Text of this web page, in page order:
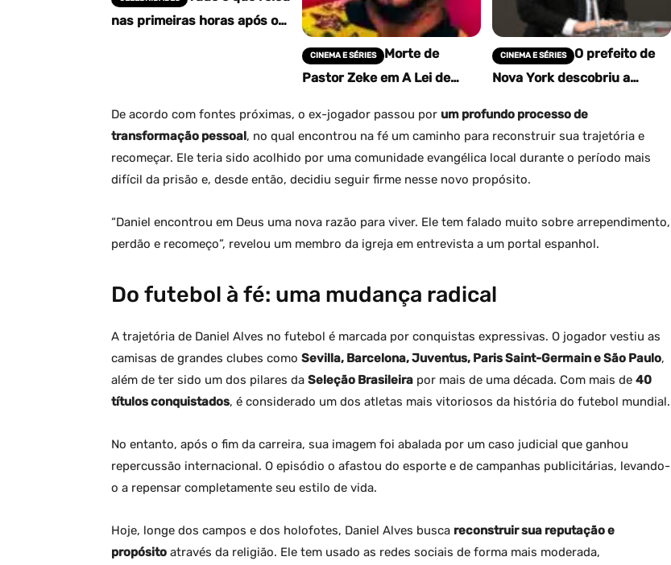
nas primeiras horas após o
CINEMA E SÉRIES
Morte de
Pastor Zeke em A Lei de
consequencia de uma vida
de corrupção
CINEMA E SÉRIES
O prefeito de
Nova York descobriu a
Sócrates não é só um
filósofo
De acordo com fontes próximas, o ex-jogador passou por um profundo processo de
transformação pessoal, no qual encontrou na fé um caminho para reconstruir sua trajetória e
recomeçar. Ele teria sido acolhido por uma comunidade evangélica local durante o período mais
difícil da prisão e, desde então, decidiu seguir firme nesse novo propósito.
“Daniel encontrou em Deus uma nova razão para viver. Ele tem falado muito sobre arrependimento,
perdão e recomeço”, revelou um membro da igreja em entrevista a um portal espanhol.
Do futebol à fé: uma mudança radical
A trajetória de Daniel Alves no futebol é marcada por conquistas expressivas. O jogador vestiu as
camisas de grandes clubes como Sevilla, Barcelona, Juventus, Paris Saint-Germain e São Paulo,
além de ter sido um dos pilares da Seleção Brasileira por mais de uma década. Com mais de 40
títulos conquistados, é considerado um dos atletas mais vitoriosos da história do futebol mundial.
No entanto, após o fim da carreira, sua imagem foi abalada por um caso judicial que ganhou
repercussão internacional. O episódio o afastou do esporte e de campanhas publicitárias, levando-
o a repensar completamente seu estilo de vida.
Hoje, longe dos campos e dos holofotes, Daniel Alves busca reconstruir sua reputação e
propósito através da religião. Ele tem usado as redes sociais de forma mais moderada,